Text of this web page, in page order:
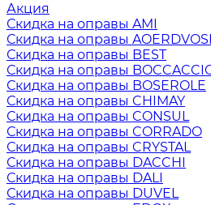
Акция
Скидка на оправы AMI
Скидка на оправы
Скидка на оправы BEST
Скидка на оправы
Скидка на оправы BOSEROLE
Скидка на оправы CHIMAY
Скидка на оправы CONSUL
Скидка на оправы CORRADO
Скидка на оправы CRYSTAL
Скидка на оправы DACCHI
Скидка на оправы DALI
Скидка на оправы DUVEL